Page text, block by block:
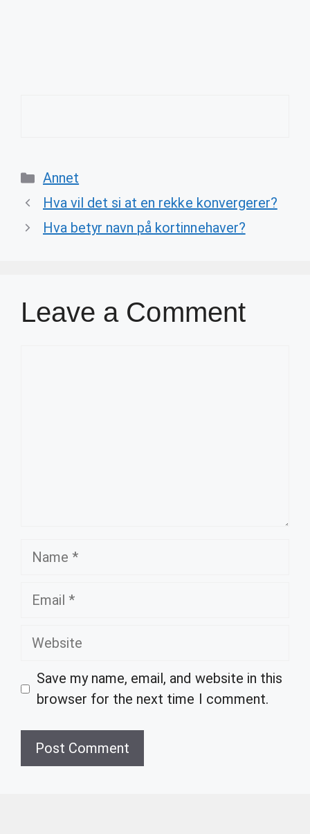
Categories
Annet
Hva vil det si at en rekke konvergerer?
Hva betyr navn på kortinnehaver?
Leave a Comment
Name
Email
Website
Save my name, email, and website in this
browser for the next time I comment.